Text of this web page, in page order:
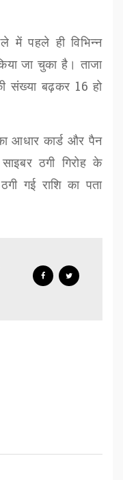
में पहले ही विभिन्न
जा चुका है। ताजा
संख्या बढ़कर 16 हो
आधार कार्ड और पैन
ठगी गिरोह के
गई राशि का पता